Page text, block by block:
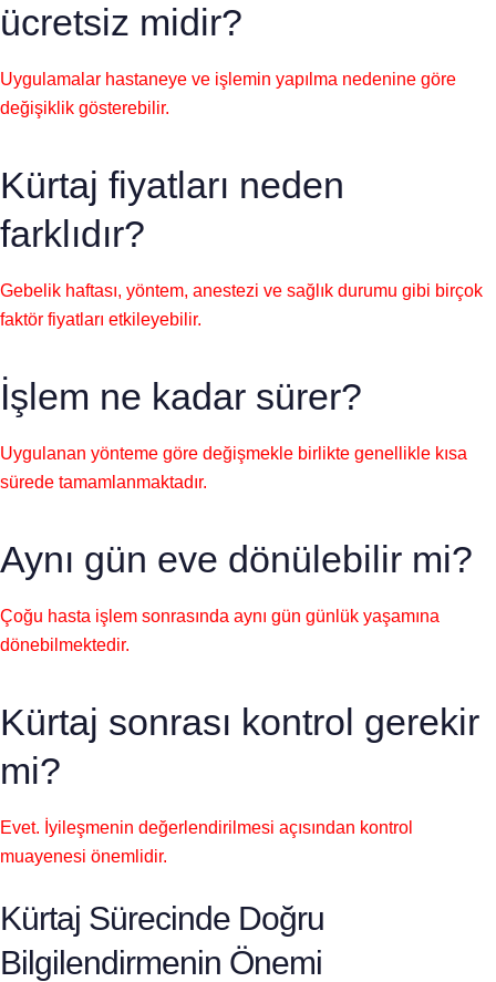
ücretsiz midir?
Uygulamalar hastaneye ve işlemin yapılma nedenine göre
değişiklik gösterebilir.
Kürtaj fiyatları neden
farklıdır?
Gebelik haftası, yöntem, anestezi ve sağlık durumu gibi birçok
faktör fiyatları etkileyebilir.
İşlem ne kadar sürer?
Uygulanan yönteme göre değişmekle birlikte genellikle kısa
sürede tamamlanmaktadır.
Aynı gün eve dönülebilir mi?
Çoğu hasta işlem sonrasında aynı gün günlük yaşamına
dönebilmektedir.
Kürtaj sonrası kontrol gerekir
mi?
Evet. İyileşmenin değerlendirilmesi açısından kontrol
muayenesi önemlidir.
Kürtaj Sürecinde Doğru
Bilgilendirmenin Önemi